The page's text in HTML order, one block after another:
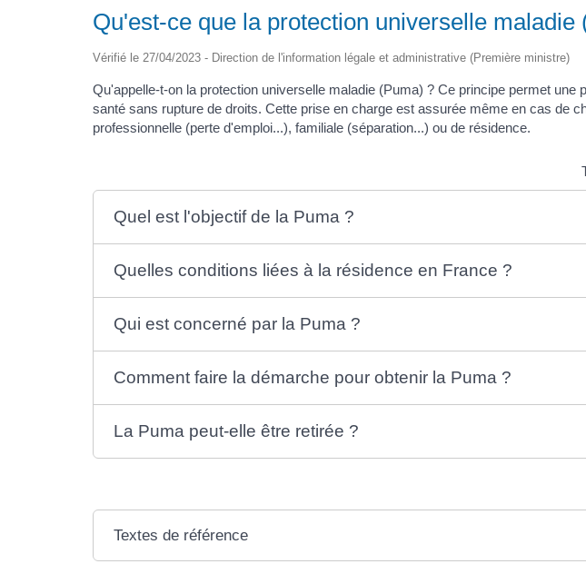
Qu'est-ce que la protection universelle maladie
Vérifié le 27/04/2023 - Direction de l'information légale et administrative (Première ministre)
Qu'appelle-t-on la protection universelle maladie (Puma) ? Ce principe permet une
santé sans rupture de droits. Cette prise en charge est assurée même en cas de
professionnelle (perte d'emploi...), familiale (séparation...) ou de résidence.
Quel est l'objectif de la Puma ?
Quelles conditions liées à la résidence en France ?
Qui est concerné par la Puma ?
Comment faire la démarche pour obtenir la Puma ?
La Puma peut-elle être retirée ?
Textes de référence